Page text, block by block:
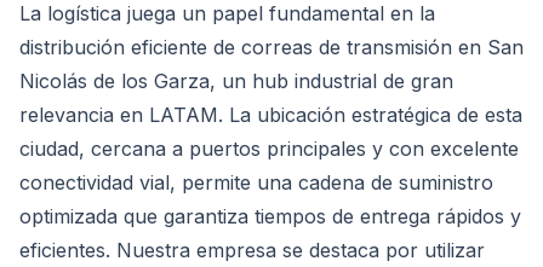
La logística juega un papel fundamental en la
distribución eficiente de correas de transmisión en San
Nicolás de los Garza, un hub industrial de gran
relevancia en LATAM. La ubicación estratégica de esta
ciudad, cercana a puertos principales y con excelente
conectividad vial, permite una cadena de suministro
optimizada que garantiza tiempos de entrega rápidos y
eficientes. Nuestra empresa se destaca por utilizar